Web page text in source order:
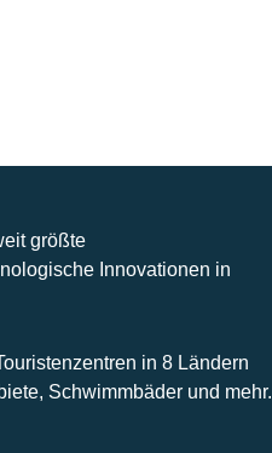
größte
Innovationen in
in 8 Ländern
Schwimmbäder und mehr.